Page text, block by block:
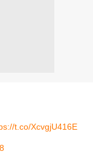
t.co/XcvgjU416E